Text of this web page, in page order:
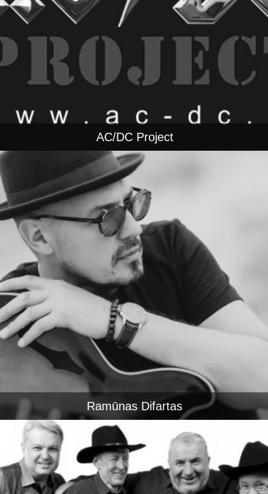
AC/DC Project
Ramūnas Difartas